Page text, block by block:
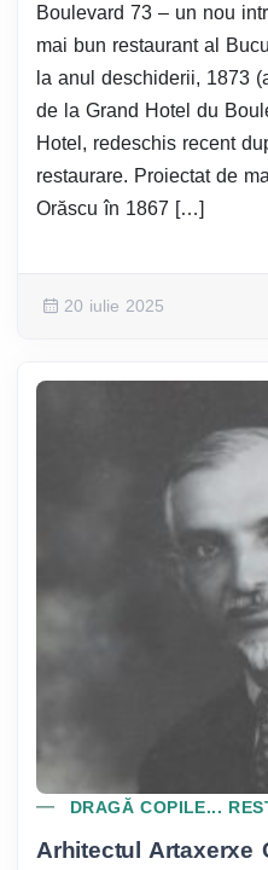
Boulevard 73 – un nou
mai bun restaurant al
la anul deschiderii, 1873
de la Grand Hotel du
Hotel, redeschis recent
restaurare. Proiectat de
Orăscu în 1867 […]
20 iulie 2025
DRAGĂ COPILE...
Arhitectul Artaxerxe